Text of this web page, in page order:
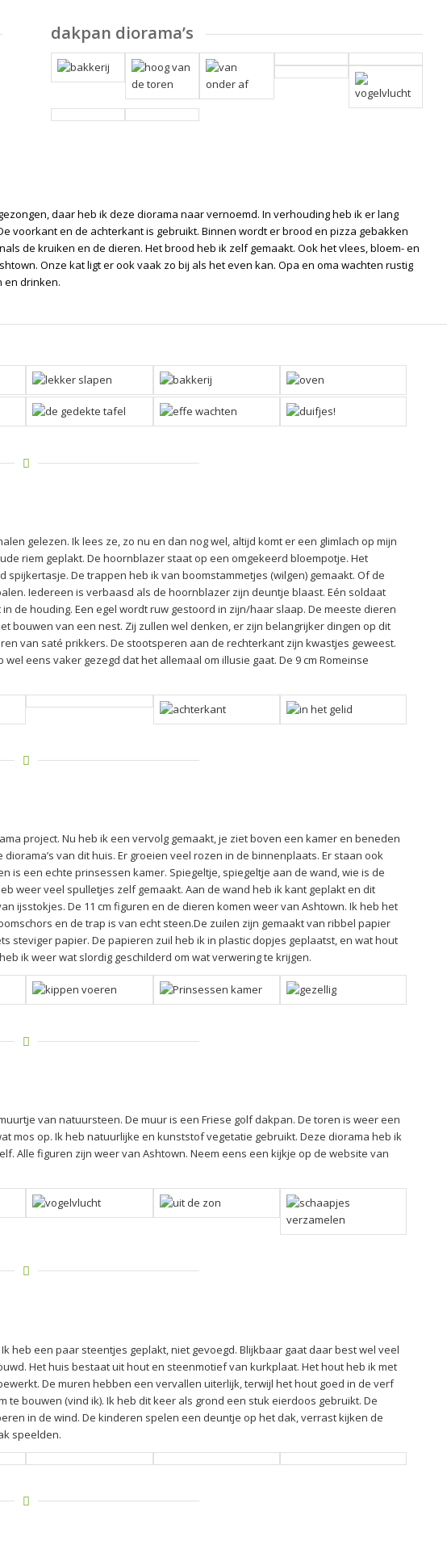
dakpan diorama’s
daar heb ik deze diorama naar vernoemd. In verhouding heb ik er lang
voorkant en de achterkant is gebruikt. Binnen wordt er brood en pizza gebakken
de kruiken en de dieren. Het brood heb ik zelf gemaakt. Ook het vlees, bloem- en
Onze kat ligt er ook vaak zo bij als het even kan. Opa en oma wachten rustig
en drinken.
gelezen. Ik lees ze, zo nu en dan nog wel, altijd komt er een glimlach op mijn
riem geplakt. De hoornblazer staat op een omgekeerd bloempotje. Het
De trappen heb ik van boomstammetjes (wilgen) gemaakt. Of de
Iedereen is verbaasd als de hoornblazer zijn deuntje blaast. Eén soldaat
de houding. Een egel wordt ruw gestoord in zijn/haar slaap. De meeste dieren
van een nest. Zij zullen wel denken, er zijn belangrijker dingen op dit
van saté prikkers. De stootsperen aan de rechterkant zijn kwastjes geweest.
eens vaker gezegd dat het allemaal om illusie gaat. De 9 cm Romeinse
project. Nu heb ik een vervolg gemaakt, je ziet boven een kamer en beneden
van dit huis. Er groeien veel rozen in de binnenplaats. Er staan ook
is een echte prinsessen kamer. Spiegeltje, spiegeltje aan de wand, wie is de
weer veel spulletjes zelf gemaakt. Aan de wand heb ik kant geplakt en dit
ijsstokjes. De 11 cm figuren en de dieren komen weer van Ashtown. Ik heb het
en de trap is van echt steen.De zuilen zijn gemaakt van ribbel papier
steviger papier. De papieren zuil heb ik in plastic dopjes geplaatst, en wat hout
ik weer wat slordig geschilderd om wat verwering te krijgen.
van natuursteen. De muur is een Friese golf dakpan. De toren is weer een
mos op. Ik heb natuurlijke en kunststof vegetatie gebruikt. Deze diorama heb ik
Alle figuren zijn weer van Ashtown. Neem eens een kijkje op de website van
heb een paar steentjes geplakt, niet gevoegd. Blijkbaar gaat daar best wel veel
Het huis bestaat uit hout en steenmotief van kurkplaat. Het hout heb ik met
De muren hebben een vervallen uiterlijk, terwijl het hout goed in de verf
bouwen (vind ik). Ik heb dit keer als grond een stuk eierdoos gebruikt. De
in de wind. De kinderen spelen een deuntje op het dak, verrast kijken de
speelden.